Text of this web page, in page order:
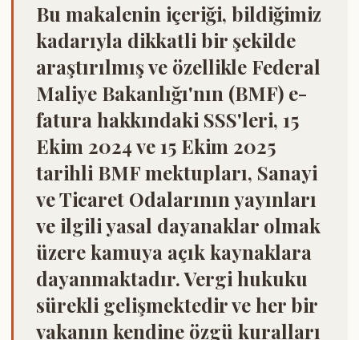
Bu makalenin içeriği, bildiğimiz
kadarıyla dikkatli bir şekilde
araştırılmış ve özellikle Federal
Maliye Bakanlığı'nın (BMF) e-
fatura hakkındaki SSS'leri, 15
Ekim 2024 ve 15 Ekim 2025
tarihli BMF mektupları, Sanayi
ve Ticaret Odalarının yayınları
ve ilgili yasal dayanaklar olmak
üzere kamuya açık kaynaklara
dayanmaktadır. Vergi hukuku
sürekli gelişmektedir ve her bir
vakanın kendine özgü kuralları